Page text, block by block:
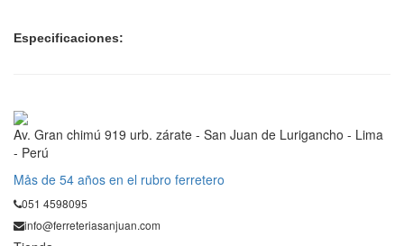
Especificaciones:
Av. Gran chimú 919 urb. zárate - San Juan de Lurigancho - Lima
- Perú
Mås de 54 años en el rubro ferretero
051 4598095
info@ferreteriasanjuan.com